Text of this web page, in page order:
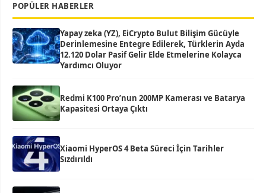
POPÜLER HABERLER
Yapay zeka (YZ), EiCrypto Bulut Bilişim Gücüyle
Derinlemesine Entegre Edilerek, Türklerin Ayda
12.120 Dolar Pasif Gelir Elde Etmelerine Kolayca
Yardımcı Oluyor
Redmi K100 Pro’nun 200MP Kamerası ve Batarya
Kapasitesi Ortaya Çıktı
Xiaomi HyperOS 4 Beta Süreci İçin Tarihler
Sızdırıldı